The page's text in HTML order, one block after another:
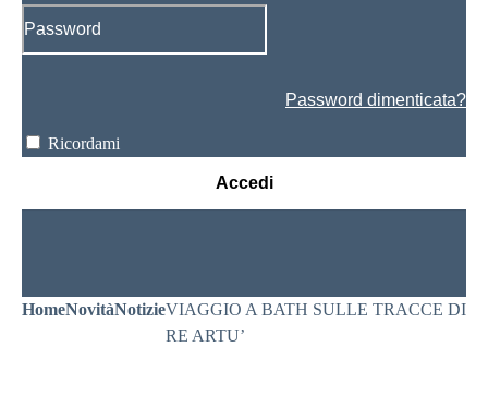
Password dimenticata?
Ricordami
Accedi
HomeNovitàNotizieVIAGGIO A BATH SULLE TRACCE DI
RE ARTU’